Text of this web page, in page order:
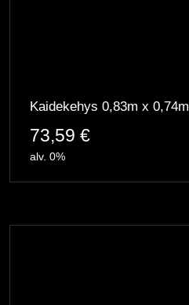
Kaidekehys 0,83m x 0,74m
73,59 €
alv. 0%